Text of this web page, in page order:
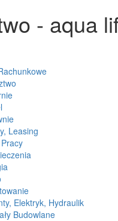
- aqua
Leasing
Elektryk, Hydraulik
Budowlane